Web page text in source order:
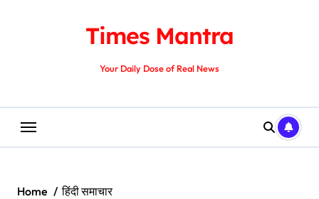
Times Mantra
Your Daily Dose of Real News
Home
हिंदी समाचार